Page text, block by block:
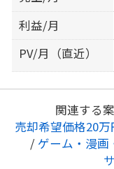
利益/月
PV/月（直近）
関連する
売却希望価格20万
/ ゲーム・漫画